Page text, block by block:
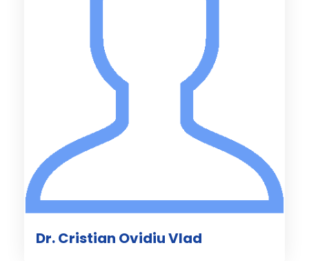
Dr. Cristian Ovidiu Vlad